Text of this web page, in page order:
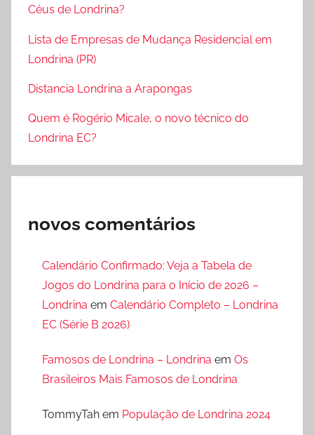
Céus de Londrina?
Lista de Empresas de Mudança Residencial em
Londrina (PR)
Distancia Londrina a Arapongas
Quem é Rogério Micale, o novo técnico do
Londrina EC?
novos comentários
Calendário Confirmado: Veja a Tabela de
Jogos do Londrina para o Início de 2026 –
Londrina em Calendário Completo – Londrina
EC (Série B 2026)
Famosos de Londrina – Londrina em Os
Brasileiros Mais Famosos de Londrina
TommyTah em População de Londrina 2024